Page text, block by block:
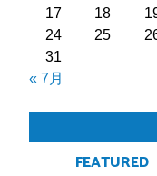
« 7月
17
18
24
25
31
FEATURED